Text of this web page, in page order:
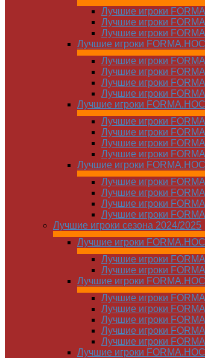
Лучшие игроки
Лучшие игроки
Лучшие игроки
Лучшие игроки
Лучшие игроки
Лучшие игроки
Лучшие игроки
Лучшие игроки
Лучшие игроки
Лучшие игроки
Лучшие игроки
Лучшие игроки
Лучшие игроки
Лучшие игроки
Лучшие игроки
Лучшие игроки
Лучшие игроки
Лучшие игроки
Лучшие игроки сезона 2024/2025
Лучшие игроки
Лучшие игроки
Лучшие игроки
Лучшие игроки
Лучшие игроки
Лучшие игроки
Лучшие игроки
Лучшие игроки
Лучшие игроки
Лучшие игроки